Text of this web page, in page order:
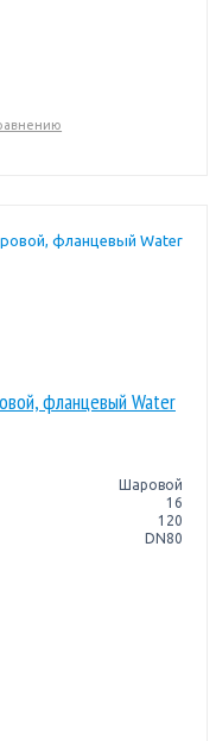
фланцевый Water
Шаровой
16
120
DN80